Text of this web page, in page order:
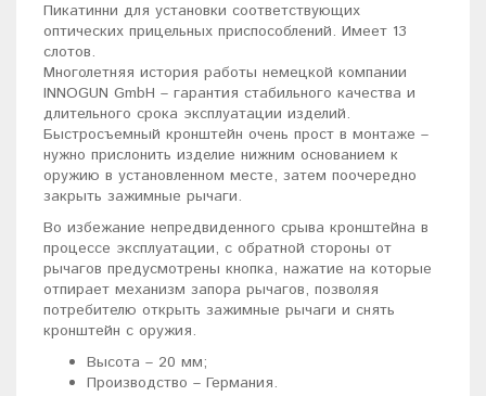
Пикатинни для установки соответствующих
оптических прицельных приспособлений. Имеет 13
слотов.
Многолетняя история работы немецкой компании
INNOGUN GmbH – гарантия стабильного качества и
длительного срока эксплуатации изделий.
Быстросъемный кронштейн очень прост в монтаже –
нужно прислонить изделие нижним основанием к
оружию в установленном месте, затем поочередно
закрыть зажимные рычаги.
Во избежание непредвиденного срыва кронштейна в
процессе эксплуатации, с обратной стороны от
рычагов предусмотрены кнопка, нажатие на которые
отпирает механизм запора рычагов, позволяя
потребителю открыть зажимные рычаги и снять
кронштейн с оружия.
Высота – 20 мм;
Производство – Германия.